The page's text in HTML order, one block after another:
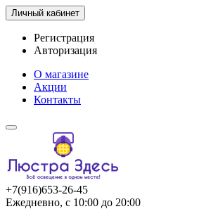
Личный кабинет
Регистрация
Авторизация
О магазине
Акции
Контакты
+7(916)653-26-45
Ежедневно, с 10:00 до 20:00